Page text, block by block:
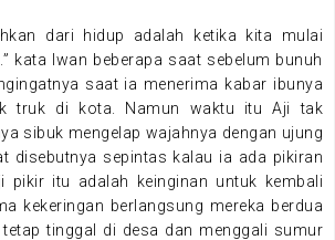
dari hidup adalah ketika kita mulai
kata Iwan beberapa saat sebelum bunuh
saat ia menerima kabar ibunya
truk di kota. Namun waktu itu Aji tak
sibuk mengelap wajahnya dengan ujung
disebutnya sepintas kalau ia ada pikiran
pikir itu adalah keinginan untuk kembali
kekeringan berlangsung mereka berdua
tinggal di desa dan menggali sumur